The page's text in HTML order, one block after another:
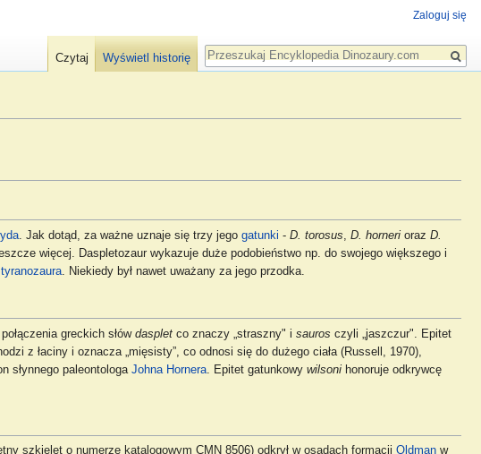
. Jak dotąd, za ważne uznaje się trzy jego gatunki - D. torosus D. hornerioraz D.
więcej. Daspletozaur wykazuje duże podobieństwo np. do swojego większego i
tyranozaura. Niekiedy był nawet uważany za jego przodka.
greckich słów daspletco znaczy „straszny" i sauros czyli „jaszczur". Epitet
z łaciny i oznacza „mięsisty”, co odnosi się do dużego ciała (Russell, 1970),
słynnego paleontologa Johna Hornera. Epitet gatunkowy wilsonihonoruje odkrywcę
szkielet o numerze katalogowym CMN 8506) odkrył w osadach formacji Oldmanw
Zaloguj się
Czytaj Wyświetl historię
Szukaj